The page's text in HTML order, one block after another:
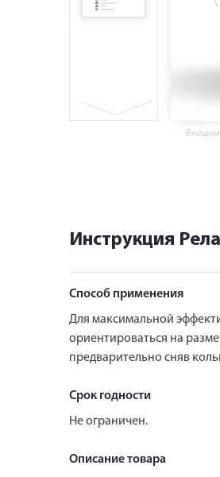
Инструкция
Способ применения
Для максимальной
ориентироваться на
предварительно сняв
Срок годности
Не ограничен.
Описание товара